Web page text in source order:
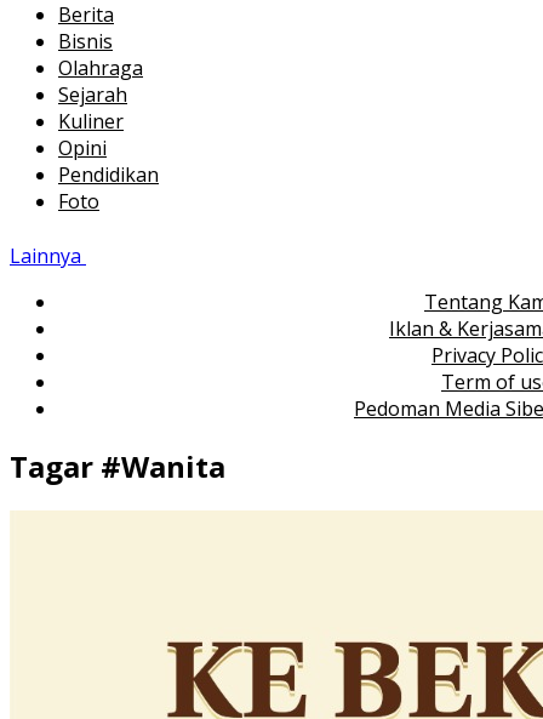
Berita
Bisnis
Olahraga
Sejarah
Kuliner
Opini
Pendidikan
Foto
Lainnya
Tentang
Iklan &
Privacy
Term of
Pedoman Media
Tagar #Wanita